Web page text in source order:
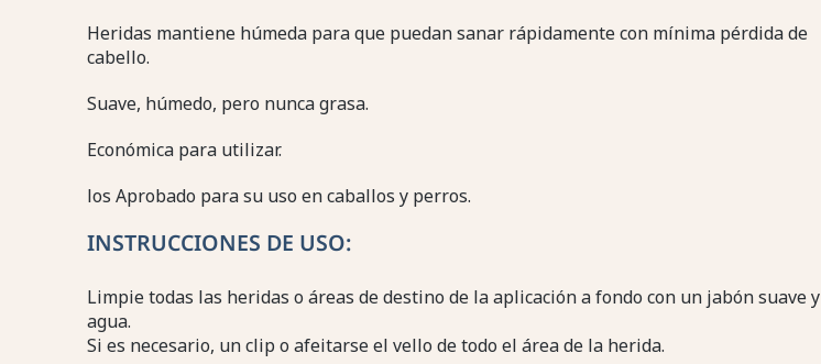
Heridas mantiene húmeda para que puedan sanar rápidamente con mínima pérdida de
cabello.
Suave, húmedo, pero nunca grasa.
Económica para utilizar.
los Aprobado para su uso en caballos y perros.
INSTRUCCIONES DE USO:
Limpie todas las heridas o áreas de destino de la aplicación a fondo con un jabón suave y
agua.
Si es necesario, un clip o afeitarse el vello de todo el área de la herida.